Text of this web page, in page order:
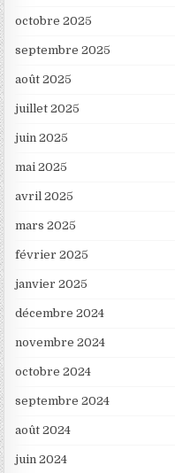
octobre 2025
septembre 2025
août 2025
juillet 2025
juin 2025
mai 2025
avril 2025
mars 2025
février 2025
janvier 2025
décembre 2024
novembre 2024
octobre 2024
septembre 2024
août 2024
juin 2024